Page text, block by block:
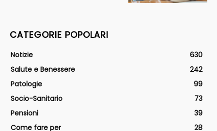
CATEGORIE POPOLARI
Notizie
630
Salute e Benessere
242
Patologie
99
Socio-Sanitario
73
Pensioni
39
Come fare per
28